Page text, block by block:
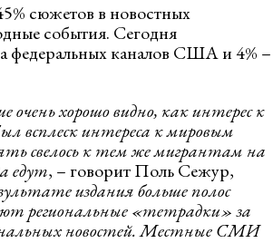
сюжетов в новостных
события. Сегодня
федеральных каналов США и 4% –
очень хорошо видно, как интерес к
всплеск интереса к мировым
свелось к тем же мигрантам на
едут, – говорит Поль Сежур,
издания больше полос
региональные «тетрадки» за
новостей. Местные СМИ